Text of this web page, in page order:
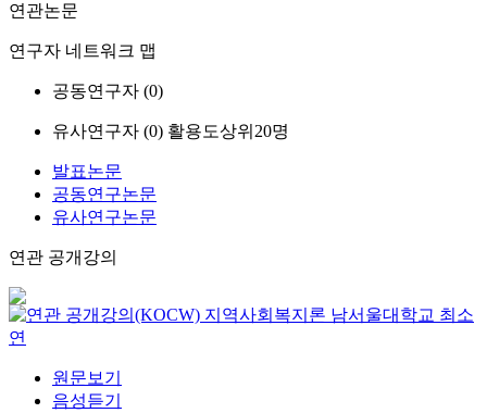
연관논문
연구자 네트워크 맵
공동연구자 (0)
유사연구자 (0) 활용도상위20명
발표논문
공동연구논문
유사연구논문
연관 공개강의
지역사회복지론 남서울대학교 최소
연
원문보기
음성듣기